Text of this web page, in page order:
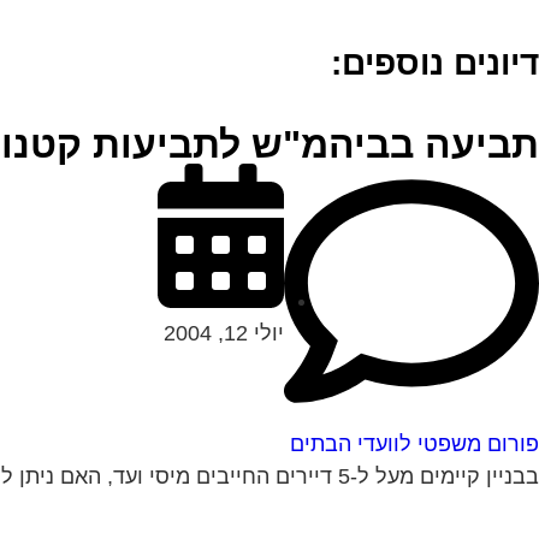
דיונים נוספים:
תביעה בביהמ"ש לתביעות
פורום משפטי לוועדי הבתים
יולי 12, 2004
בבניין קיימים מעל ל-5 דיירים החייבים מיסי ועד, האם ניתן לתבוע את כולם בתביעה אחת או יש לתבוע אינדבידואלי, אם כן כיצד זה ניתן לבצוע...